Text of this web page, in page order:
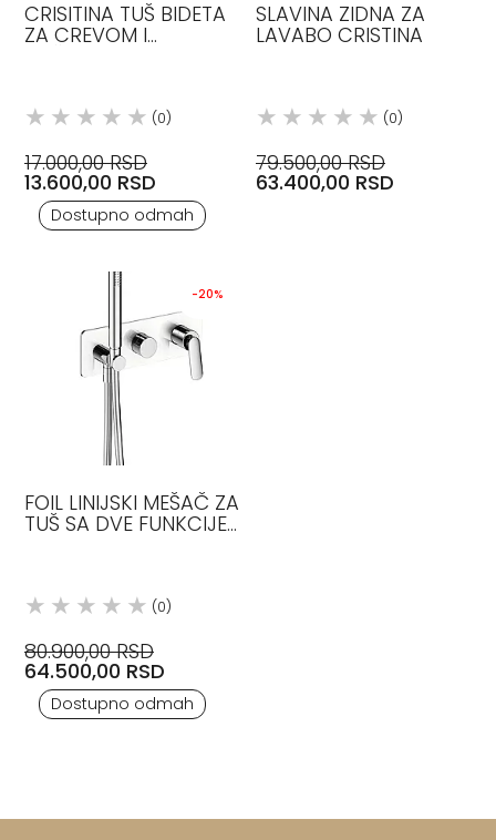
CRISITINA TUŠ BIDETA
ZA CREVOM I
(0)
17.000,00 RSD
13.600,00 RSD
Dostupno odmah
SLAVINA ZIDNA ZA
LAVABO CRISTINA
(0)
79.500,00 RSD
63.400,00 RSD
-20%
FOIL LINIJSKI MEŠAČ ZA
TUŠ SA DVE FUNKCIJE
(0)
80.900,00 RSD
64.500,00 RSD
Dostupno odmah